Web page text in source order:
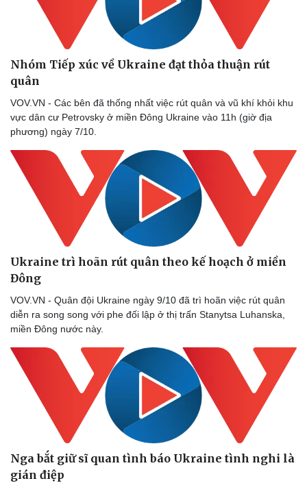
Nhóm Tiếp xúc về Ukraine đạt thỏa thuận rút
quân
VOV.VN - Các bên đã thống nhất việc rút quân và vũ khí khỏi khu
vực dân cư Petrovsky ở miền Đông Ukraine vào 11h (giờ địa
phương) ngày 7/10.
Ukraine trì hoãn rút quân theo kế hoạch ở miền
Đông
VOV.VN - Quân đội Ukraine ngày 9/10 đã trì hoãn việc rút quân
diễn ra song song với phe đối lập ở thị trấn Stanytsa Luhanska,
miền Đông nước này.
Nga bắt giữ sĩ quan tình báo Ukraine tình nghi là
gián điệp